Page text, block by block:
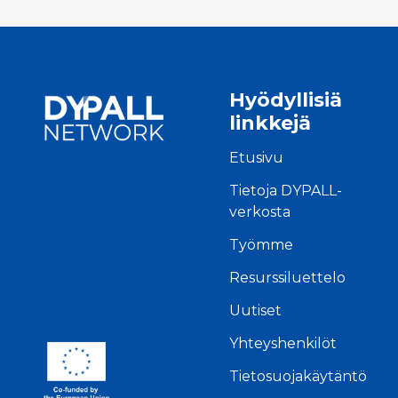
Hyödyllisiä
linkkejä
Etusivu
Tietoja DYPALL-
verkosta
Työmme
Resurssiluettelo
Uutiset
Yhteyshenkilöt
Tietosuojakäytäntö